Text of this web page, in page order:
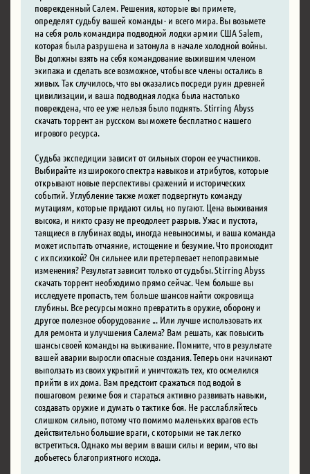
поврежденный Салем. Решения, которые вы примете,
определят судьбу вашей команды - и всего мира. Вы возьмете
на себя роль командира подводной лодки армии США Salem,
которая была разрушена и затонула в начале холодной войны.
Вы должны взять на себя командование выжившим членом
экипажа и сделать все возможное, чтобы все члены остались в
живых. Так случилось, что вы оказались посреди руин древней
цивилизации, и ваша подводная лодка была настолько
повреждена, что ее уже нельзя было поднять. Stirring Abyss
скачать торрент ан русском вы можете бесплатно с нашего
игрового ресурса.
Судьба экспедиции зависит от сильных сторон ее участников.
Выбирайте из широкого спектра навыков и атрибутов, которые
открывают новые перспективы сражений и исторических
событий. Углубление также может подвергнуть команду
мутациям, которые придают силы, но пугают. Цена выживания
высока, и никто сразу не преодолеет разрыв. Ужас и пустота,
таящиеся в глубинах воды, иногда невыносимы, и ваша команда
может испытать отчаяние, истощение и безумие. Что происходит
с их психикой? Он сильнее или претерпевает непоправимые
изменения? Результат зависит только от судьбы. Stirring Abyss
скачать торрент необходимо прямо сейчас. Чем больше вы
исследуете пропасть, тем больше шансов найти сокровища
глубины. Все ресурсы можно превратить в оружие, оборону и
другое полезное оборудование ... Или лучше использовать их
для ремонта и улучшения Салема? Вам решать, как повысить
шансы своей команды на выживание. Помните, что в результате
вашей аварии выросли опасные создания. Теперь они начинают
выползать из своих укрытий и уничтожать тех, кто осмелился
прийти в их дома. Вам предстоит сражаться под водой в
пошаговом режиме боя и стараться активно развивать навыки,
создавать оружие и думать о тактике боя. Не расслабляйтесь
слишком сильно, потому что помимо маленьких врагов есть
действительно большие враги, с которыми не так легко
встретиться. Однако мы верим в ваши силы и верим, что вы
добьетесь благоприятного исхода.